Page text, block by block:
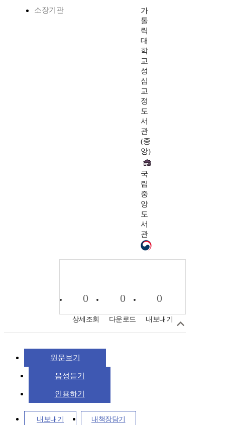
소장기관
가
톨
릭
대
학
교
성
심
교
정
도
서
관
(중
앙)
국
립
중
앙
도
서
관
0
상세조회
0
다운로드
0
내보내기
원문보기
음성듣기
인용하기
내보내기 내책장담기